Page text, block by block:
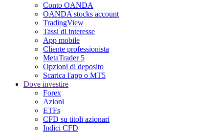
Conto OANDA
OANDA stocks account
TradingView
Tassi di interesse
App mobile
Cliente professionista
MetaTrader 5
Opzioni di deposito
Scarica l'app o MT5
Dove investire
Forex
Azioni
ETFs
CFD su titoli azionari
Indici CFD